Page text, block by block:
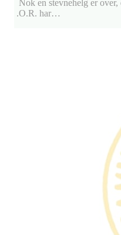
Nok en stevnehelg er
.O.R. har…